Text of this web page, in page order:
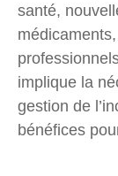
santé,
implique la
gestion de
bénéfices